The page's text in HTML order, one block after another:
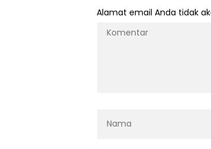
Alamat email Anda tidak